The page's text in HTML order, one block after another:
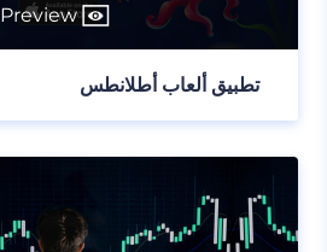
Preview
تطبيق ألعاب أطلانطس